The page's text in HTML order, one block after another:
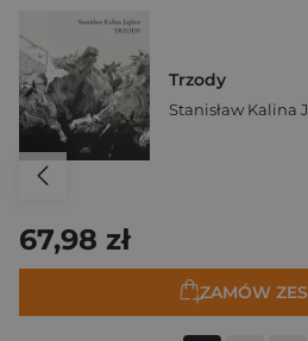
Trzody
Stanisław Kalina
67,98 zł
ZAMÓW